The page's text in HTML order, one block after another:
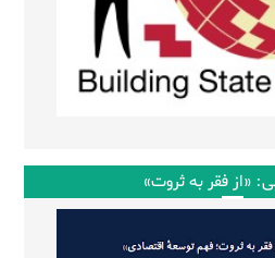
«از فقر به ثروت»